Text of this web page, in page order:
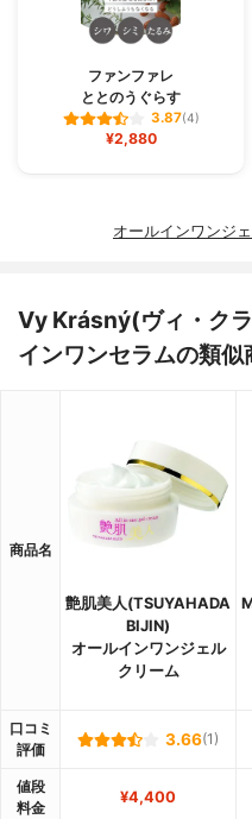
ファンファレ
ととのうぐらす
3.87(4)
¥2,880
オールインワンジ
Vy Krásný(ヴィ・ク
インワンセラムの類
商品名
艶肌美人(TSUYAHADA
BIJIN)
オールインワンジェル
クリーム
口コミ
評価
3.66(1)
値段
料金
¥4,400